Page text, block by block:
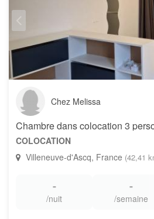
Chez Melissa
Chambre dans colocation 3
COLOCATION
Villeneuve-d'Ascq, France (42,41
-
/nuit
-
/semaine